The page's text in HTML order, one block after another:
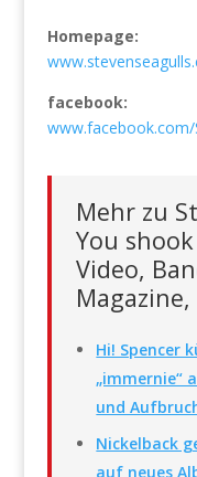
Homepage:
facebook:
www.facebook.com/
Mehr zu
You
Video,
Magazine,
Hi! Spencer
„immernie“
und
Nickelback
auf neues